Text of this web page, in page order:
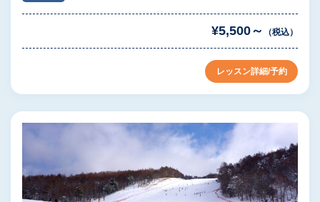
¥5,500～ （税込）
レッスン詳細/予約